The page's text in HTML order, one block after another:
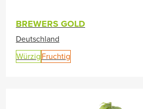
BREWERS GOLD
Deutschland
Würzig Fruchtig